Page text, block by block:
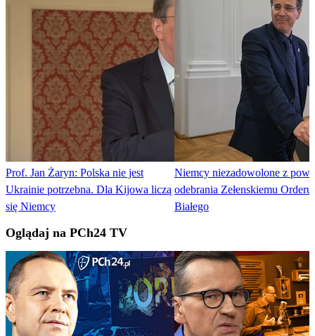
Prof. Jan Żaryn: Polska nie jest
Ukrainie potrzebna. Dla Kijowa liczą
się Niemcy
Niemcy niezadowolone z
odebrania Zełenskiemu Orderu
Białego
Oglądaj na PCh24 TV